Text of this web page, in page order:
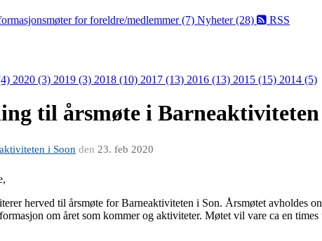
for foreldre/medlemmer (7) Nyheter (28) RSS
2020 (3) 2019 (3) 2018 (10) 2017 (13) 2016 (13) 2015 (15) 2014 (5)
til årsmøte i Barneaktiviteten
i Soon den 23. feb 2020
herved til årsmøte for Barneaktiviteten i Son. Årsmøtet avholdes
om året som kommer og aktiviteter. Møtet vil vare ca en times